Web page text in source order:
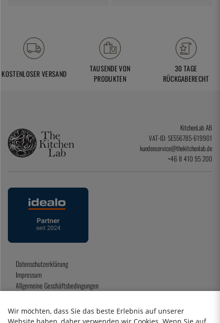
KOSTENLOSER VERSAND
TAUSENDE VON
PRODUKTEN
30 TAGE
RÜCKGABERECHT
KitchenLab AB
VAT-ID: SE556785-619901
kundenservice@thekitchenlab.de
+46 8 410 95 200
Datenschutzerklärung
Impressum
Allgemeine Geschäftsbedingungen
Wir möchten, dass Sie das beste Erlebnis auf unserer